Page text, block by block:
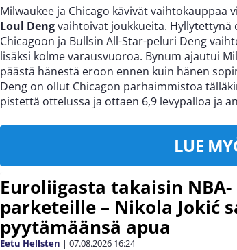
Milwaukee ja Chicago kävivät vaihtokauppaa
Loul Dengvaihtoivat joukkueita. Hyllytettynä
Chicagoon ja Bullsin All-Star-peluri Deng
lisäksi kolme varausvuoroa. Bynum ajautui
päästä hänestä eroon ennen kuin hänen
Deng on ollut Chicagon parhaimmistoa
pistettä ottelussa ja ottaen 6,9 levypalloa ja
LUE
Euroliigasta takaisin NBA-
parketeille – Nikola Jokić
pyytämäänsä apua
Eetu Hellsten | 07.08.2026 16:24